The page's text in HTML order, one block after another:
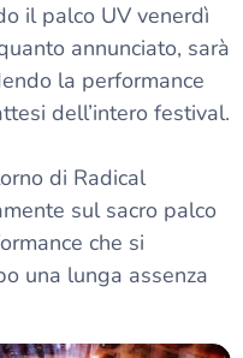
il palco UV venerdì
annunciato, sarà
la performance
dell’intero festival.
di Radical
sul sacro palco
che si
una lunga assenza